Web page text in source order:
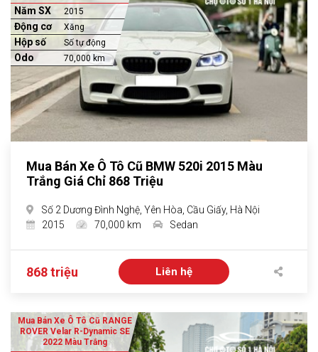
Năm SX 2015
Động cơ Xăng
Hộp số Số tự động
Odo 70,000 km
Mua Bán Xe Ô Tô Cũ BMW 520i 2015 Màu
Trắng Giá Chỉ 868 Triệu
Số 2 Dương Đình Nghệ, Yên Hòa, Cầu Giấy, Hà Nội
2015
70,000 km Sedan
868 triệu Liên hệ
Mua Bán Xe Ô Tô Cũ RANGE
ROVER Velar R-Dynamic SE
2022 Màu Trắng